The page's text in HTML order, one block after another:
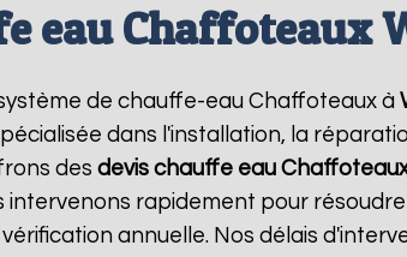
eau Chaffoteaux
de chauffe-eau Chaffoteaux à
dans l'installation, la
des devis chauffe eau
intervenons rapidement pour
annuelle. Nos délais